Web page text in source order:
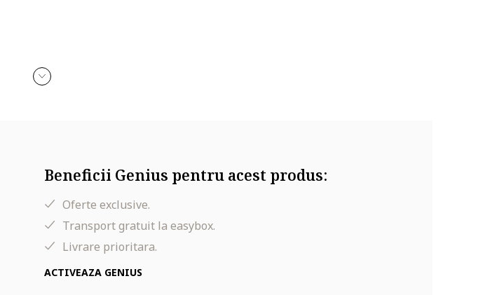
Beneficii Genius pentru acest produs:
Oferte exclusive.
Transport gratuit la easybox.
Livrare prioritara.
ACTIVEAZA GENIUS